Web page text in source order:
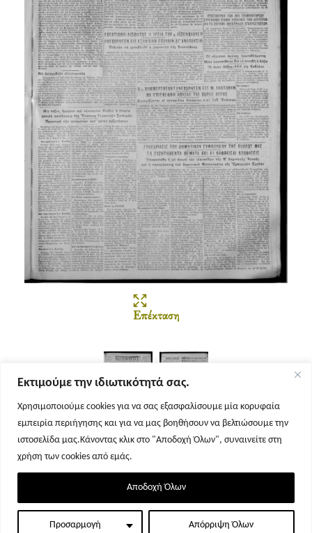
Εκτιμούμε την ιδιωτικότητά σας.
Χρησιμοποιούμε cookies για να σας εξασφαλίσουμε μία κορυφαία
εμπειρία περιήγησης και για να μας βοηθήσουν να βελτιώσουμε την
ιστοσελίδα μας.Κάνοντας κλικ στο "Αποδοχή Όλων", συναινείτε στη
χρήση των cookies από εμάς.
Προσαρμογή Απόρριψη Όλων
Αποδοχή Όλων
Επέκταση
Σελίδα 1 Σελίδα 2